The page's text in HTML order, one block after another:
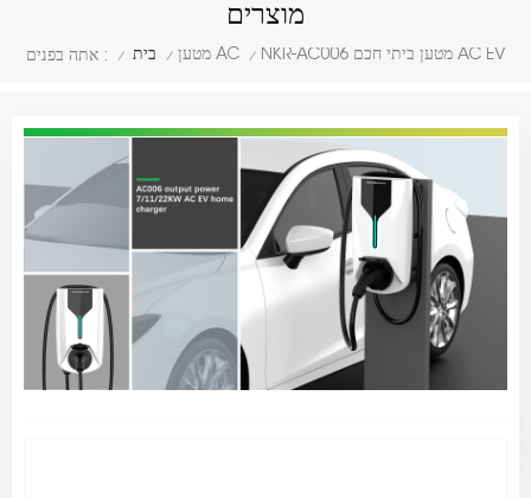
מוצרים
אתה בפנים : / בית / מטען AC / NKR-AC006 מטען ביתי חכם AC EV